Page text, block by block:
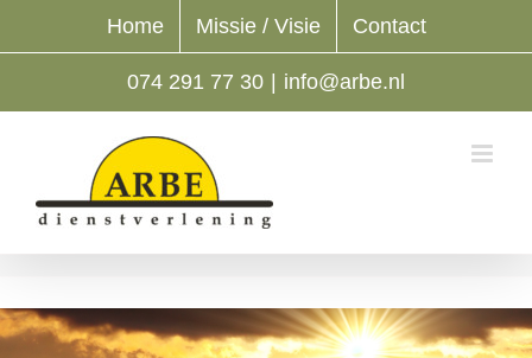
inhoud
Home Missie / Visie Contact
074 291 77 30 | info@arbe.nl